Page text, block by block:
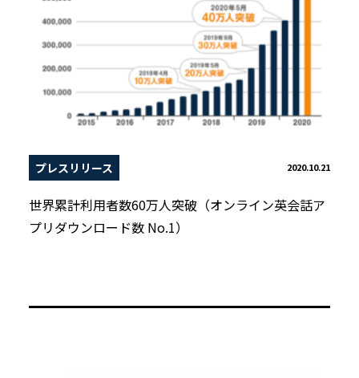
プレスリリース 2020.10.21
世界累計利用者数60万人突破（オンライン英会話ア
プリダウンロード数 No.1）